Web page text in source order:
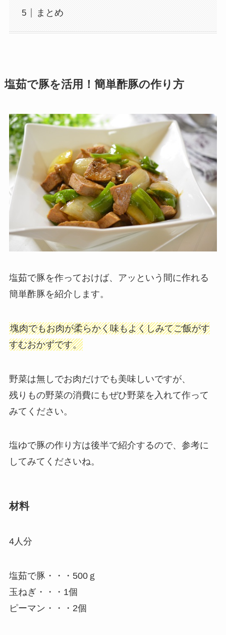
まとめ
塩茹で豚を活用！簡単酢豚の作り方
塩茹で豚を作っておけば、アッという間に作れる
簡単酢豚を紹介します。
塊肉でもお肉が柔らかく味もよくしみてご飯がす
すむおかずです。
野菜は無しでお肉だけでも美味しいですが、
残りもの野菜の消費にもぜひ野菜を入れて作って
みてください。
塩ゆで豚の作り方は後半で紹介するので、参考に
してみてくださいね。
材料
4人分
塩茹で豚・・・500ｇ
玉ねぎ・・・1個
ピーマン・・・2個